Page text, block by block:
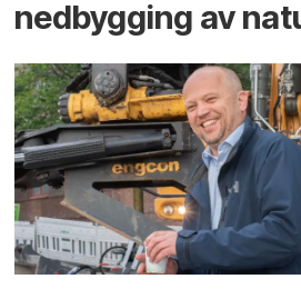
ned­bygging av